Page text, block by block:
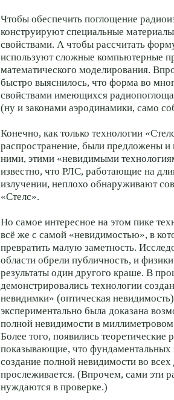
Чтобы обеспечить поглощение
конструируют специальные
свойствами. А чтобы рассчитать
используют сложные компьютерные
математического моделирования.
быстро выяснилось, что форма во
свойствами имеющихся
(ну и законами аэродинамики, само
Конечно, как только технологии
распространение, были предложены
ними, этими «невидимыми
известно, что РЛС, работающие на
излучении, неплохо обнаруживают
«Стелс».
Но самое интересное на этом пике
всё же с самой «невидимостью», в
превратить малую заметность.
области обрели публичность, и
результаты один другого краше. В
демонстрировались технологии
невидимки» (оптическая
экспериментально была доказана
полной невидимости в
Более того, появились теоретические
показывающие, что фундаментальных
создание полной невидимости во
прослеживается. (Впрочем, сами эти
нуждаются в проверке.)